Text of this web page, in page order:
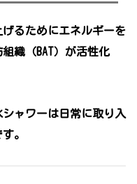
るためにエネルギーを
織（BAT）が活性化
ャワーは日常に取り入
。